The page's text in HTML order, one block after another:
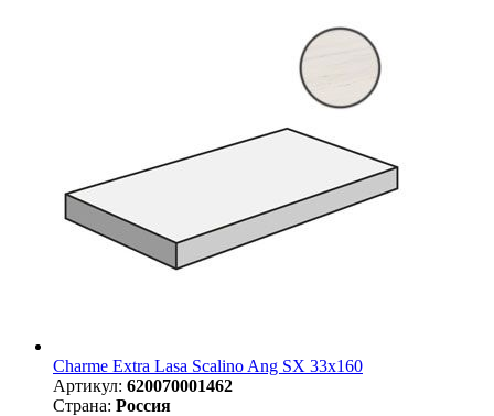
Charme Extra Lasa Scalino Ang SX 33х160
Артикул: 620070001462
Страна: Россия